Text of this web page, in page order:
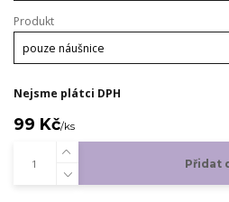
Produkt
Nejsme plátci DPH
99 Kč/ks
Přidat